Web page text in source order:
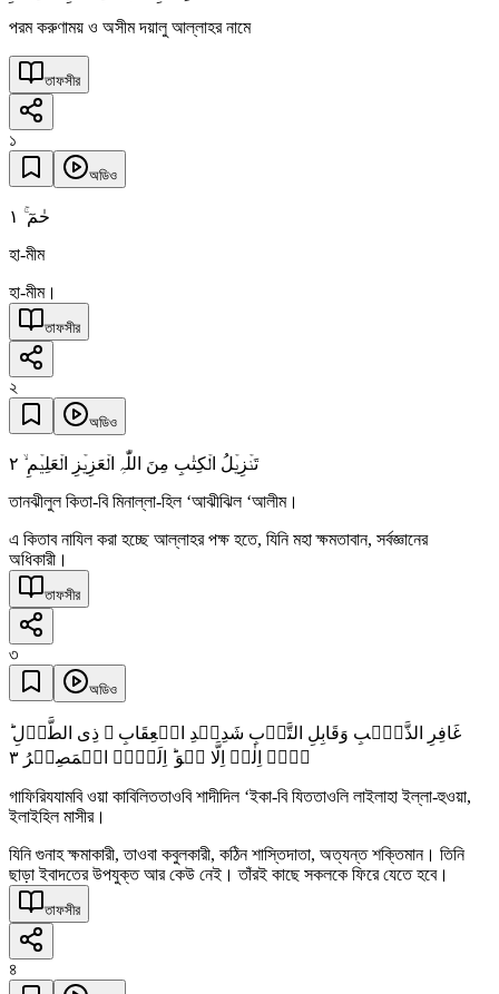
পরম করুণাময় ও অসীম দয়ালু আল্লাহর নামে
তাফসীর
১
অডিও
حٰمٓ ۚ ١
হা-মীম
হা-মীম।
তাফসীর
২
অডিও
تَنۡزِیۡلُ الۡکِتٰبِ مِنَ اللّٰہِ الۡعَزِیۡزِ الۡعَلِیۡمِ ۙ ٢
তানঝীলুল কিতা-বি মিনাল্লা-হিল ‘আঝীঝিল ‘আলীম।
এ কিতাব নাযিল করা হচ্ছে আল্লাহর পক্ষ হতে, যিনি মহা ক্ষমতাবান, সর্বজ্ঞানের
অধিকারী।
তাফসীর
৩
অডিও
غَافِرِ الذَّنۡۢبِ وَقَابِلِ التَّوۡبِ شَدِیۡدِ الۡعِقَابِ ۙ ذِی الطَّوۡلِ ؕ
لَاۤ اِلٰہَ اِلَّا ہُوَ ؕ اِلَیۡہِ الۡمَصِیۡرُ ٣
গাফিরিযযামবি ওয়া কাবিলিততাওবি শাদীদিল ‘ইকা-বি যিততাওলি লাইলাহা ইল্লা-হুওয়া,
ইলাইহিল মাসীর।
যিনি গুনাহ ক্ষমাকারী, তাওবা কবুলকারী, কঠিন শাস্তিদাতা, অত্যন্ত শক্তিমান। তিনি
ছাড়া ইবাদতের উপযুক্ত আর কেউ নেই। তাঁরই কাছে সকলকে ফিরে যেতে হবে।
তাফসীর
৪